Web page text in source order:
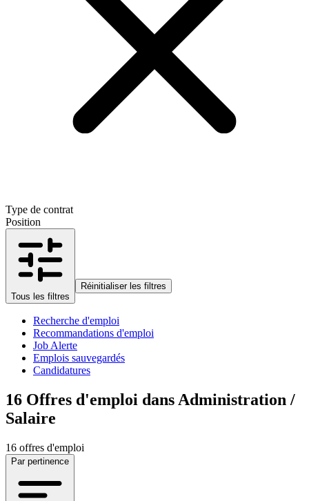
Type de contrat
Position
Tous les filtres
Réinitialiser les filtres
Recherche d'emploi
Recommandations d'emploi
Job Alerte
Emplois sauvegardés
Candidatures
16 Offres d'emploi dans Administration /
Salaire
16 offres d'emploi
Par pertinence